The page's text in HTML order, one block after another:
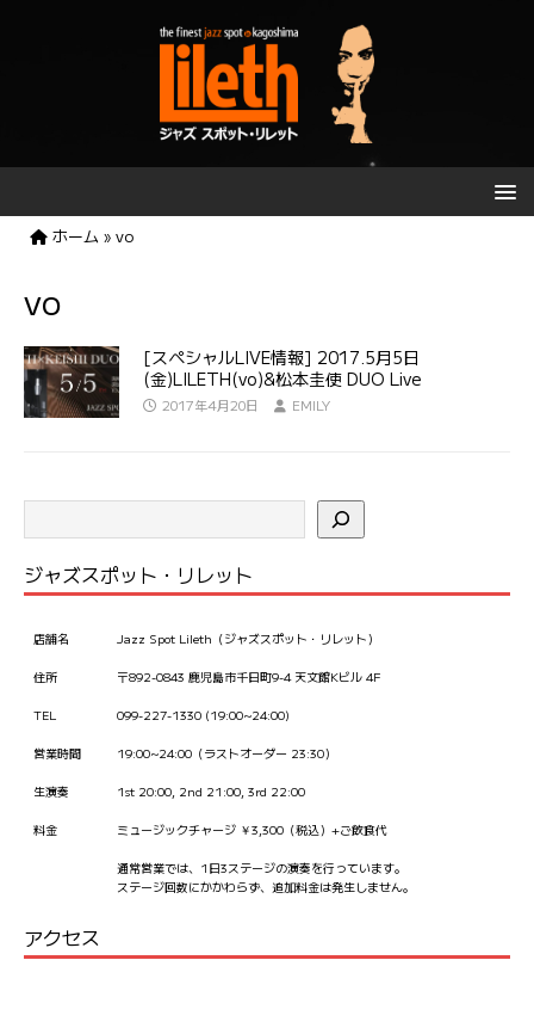
ホーム » vo
vo
[スペシャルLIVE情報] 2017.5月5日
(金)LILETH(vo)&松本圭使 DUO Live
2017年4月20日 EMILY
ジャズスポット・リレット
店舗名 Jazz Spot Lileth（ジャズスポット・リレット）
住所 〒892-0843 鹿児島市千日町9-4 天文館Kビル 4F
TEL 099-227-1330 (19:00~24:00)
営業時間 19:00~24:00（ラストオーダー 23:30）
生演奏 1st 20:00, 2nd 21:00, 3rd 22:00
料金 ミュージックチャージ ￥3,300（税込）+ご飲食代
通常営業では、1日3ステージの演奏を行っています。
ステージ回数にかかわらず、追加料金は発生しません。
アクセス